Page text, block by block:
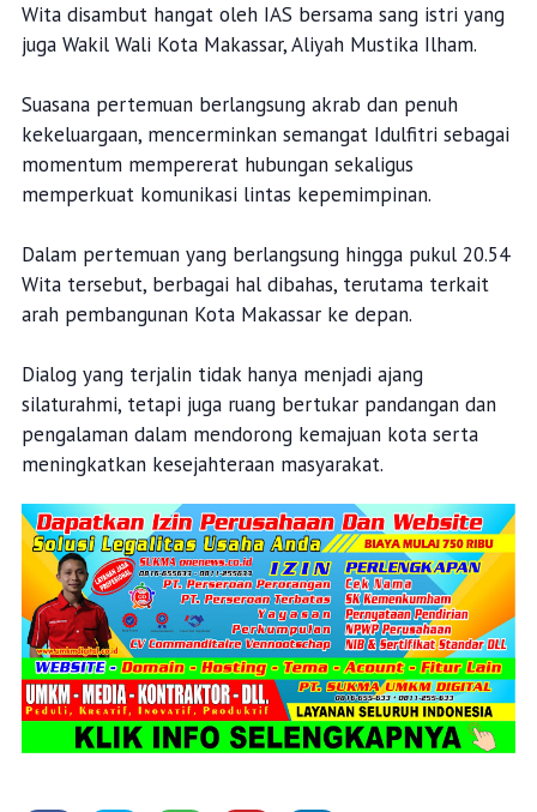
Wita disambut hangat oleh IAS bersama sang istri yang
juga Wakil Wali Kota Makassar, Aliyah Mustika Ilham.
Suasana pertemuan berlangsung akrab dan penuh
kekeluargaan, mencerminkan semangat Idulfitri sebagai
momentum mempererat hubungan sekaligus
memperkuat komunikasi lintas kepemimpinan.
Dalam pertemuan yang berlangsung hingga pukul 20.54
Wita tersebut, berbagai hal dibahas, terutama terkait
arah pembangunan Kota Makassar ke depan.
Dialog yang terjalin tidak hanya menjadi ajang
silaturahmi, tetapi juga ruang bertukar pandangan dan
pengalaman dalam mendorong kemajuan kota serta
meningkatkan kesejahteraan masyarakat.